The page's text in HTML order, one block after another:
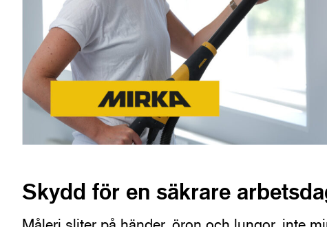
Skydd för en säkrare